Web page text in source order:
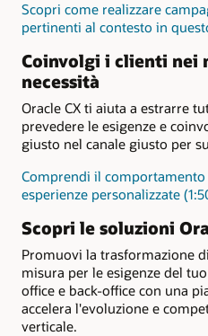
Scopri come realizzare
pertinenti al contesto in
Coinvolgi i clienti nei
necessità
Oracle CX ti aiuta a estrarre
prevedere le esigenze e
giusto nel canale giusto per
Comprendi il
esperienze personalizzate
Scopri le soluzioni
Promuovi la trasformazione
misura per le esigenze del
office e back-office con una
accelera l'evoluzione e
verticale.